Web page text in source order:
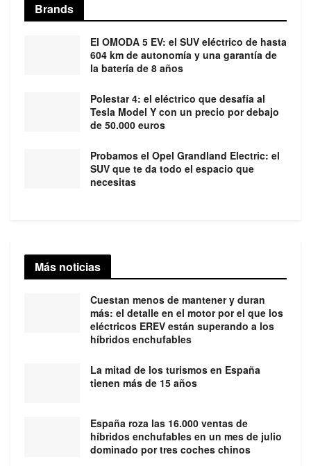
Brands
El OMODA 5 EV: el SUV eléctrico de hasta
604 km de autonomía y una garantía de
la batería de 8 años
Polestar 4: el eléctrico que desafía al
Tesla Model Y con un precio por debajo
de 50.000 euros
Probamos el Opel Grandland Electric: el
SUV que te da todo el espacio que
necesitas
Más noticias
Cuestan menos de mantener y duran
más: el detalle en el motor por el que los
eléctricos EREV están superando a los
híbridos enchufables
La mitad de los turismos en España
tienen más de 15 años
España roza las 16.000 ventas de
híbridos enchufables en un mes de julio
dominado por tres coches chinos